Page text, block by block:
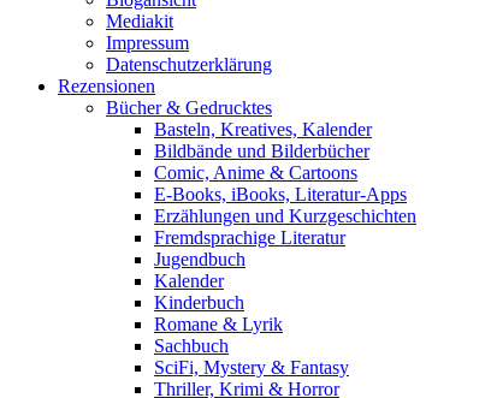
Mediakit
Impressum
Datenschutzerklärung
Rezensionen
Bücher & Gedrucktes
Basteln, Kreatives, Kalender
Bildbände und Bilderbücher
Comic, Anime & Cartoons
E-Books, iBooks, Literatur-Apps
Erzählungen und Kurzgeschichten
Fremdsprachige Literatur
Jugendbuch
Kalender
Kinderbuch
Romane & Lyrik
Sachbuch
SciFi, Mystery & Fantasy
Thriller, Krimi & Horror